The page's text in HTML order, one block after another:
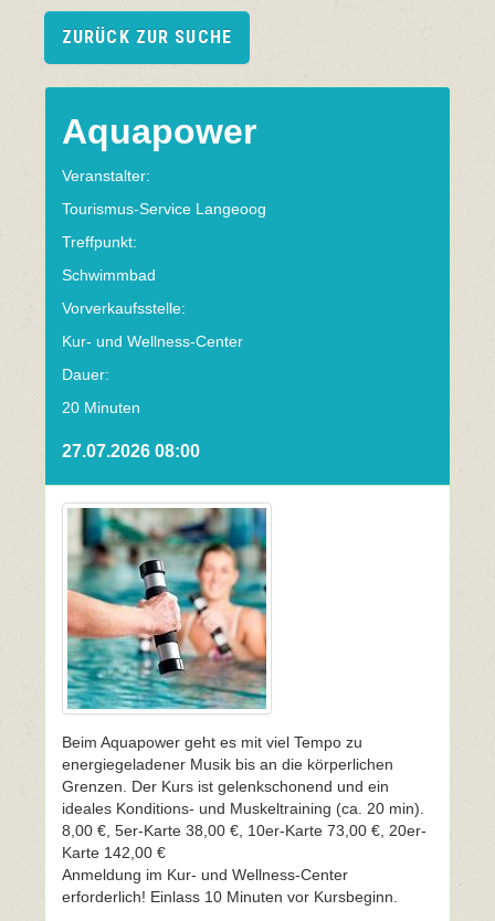
ZURÜCK ZUR SUCHE
Aquapower
Veranstalter:
Tourismus-Service Langeoog
Treffpunkt:
Schwimmbad
Vorverkaufsstelle:
Kur- und Wellness-Center
Dauer:
20 Minuten
27.07.2026 08:00
Beim Aquapower geht es mit viel Tempo zu
energiegeladener Musik bis an die körperlichen
Grenzen. Der Kurs ist gelenkschonend und ein
ideales Konditions- und Muskeltraining (ca. 20 min).
8,00 €, 5er-Karte 38,00 €, 10er-Karte 73,00 €, 20er-
Karte 142,00 €
Anmeldung im Kur- und Wellness-Center
erforderlich! Einlass 10 Minuten vor Kursbeginn.